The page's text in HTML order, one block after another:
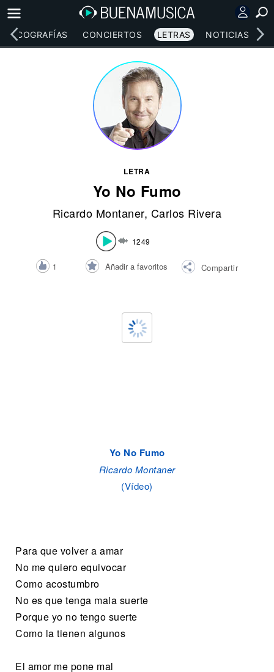
DISCOGRAFÍAS CONCIERTOS LETRAS NOTICIAS
LETRA
Yo No Fumo
Ricardo Montaner, Carlos Rivera
1249
1 Añadir a favoritos Compartir
Yo No Fumo
Ricardo Montaner
(Vídeo)
Para que volver a amar
No me quiero equivocar
Como acostumbro
No es que tenga mala suerte
Porque yo no tengo suerte
Como la tienen algunos
El amor me pone mal